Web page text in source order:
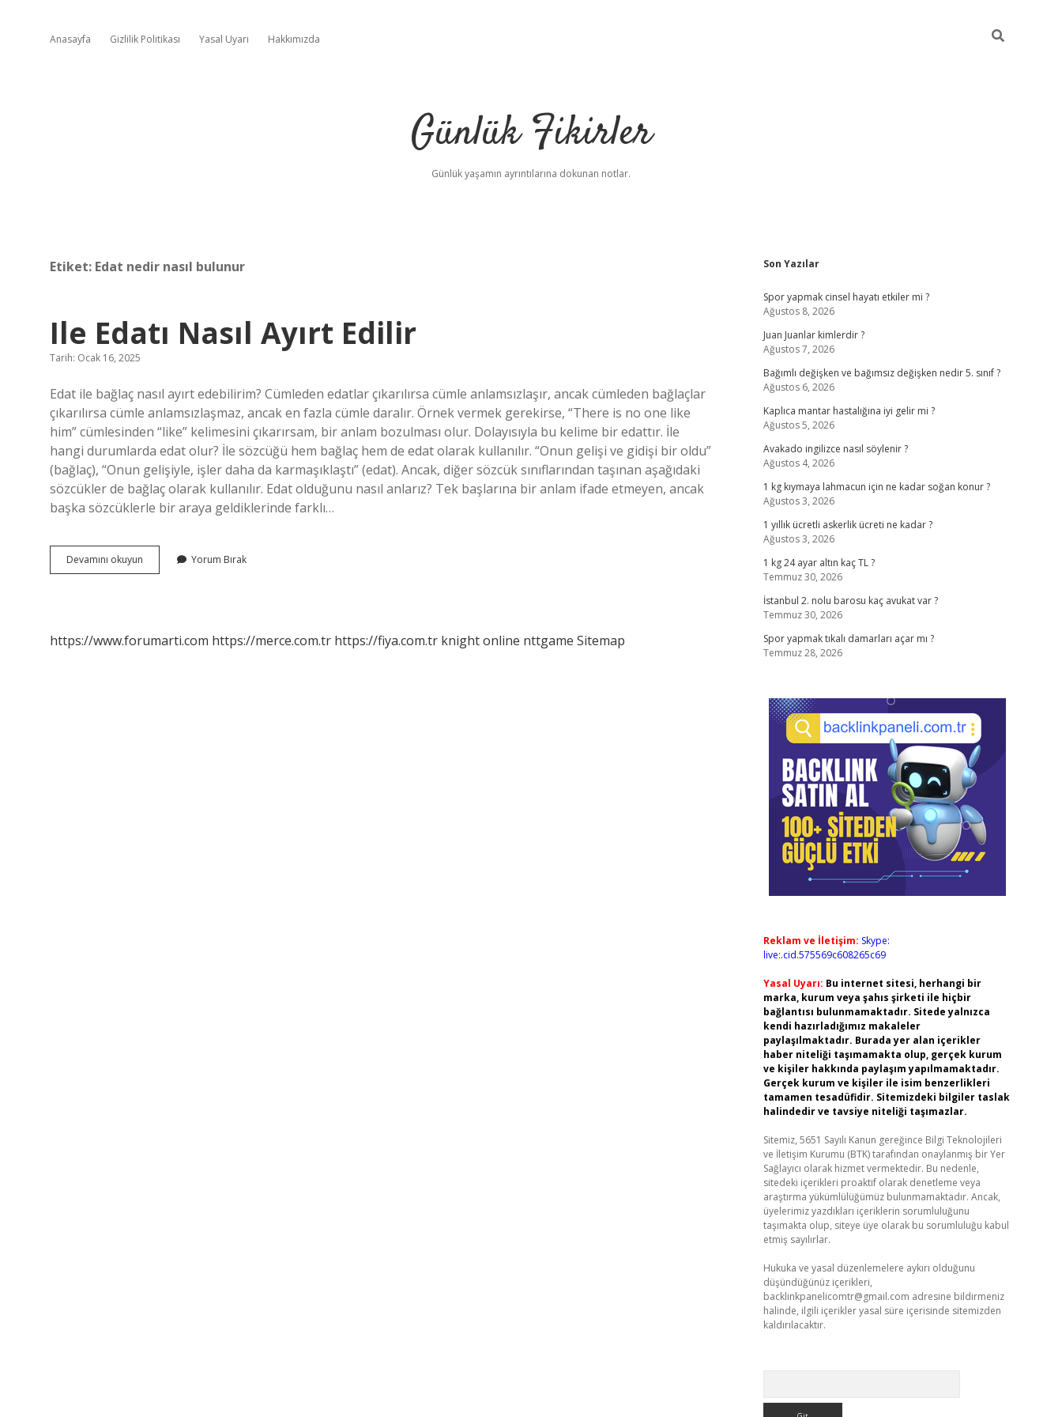
Anasayfa Gizlilik Politikası Yasal Uyarı Hakkımızda
Günlük Fikirler
Günlük yaşamın ayrıntılarına dokunan notlar.
Etiket: Edat nedir nasıl bulunur
Ile Edatı Nasıl Ayırt Edilir
Tarih: Ocak 16, 2025
Edat ile bağlaç nasıl ayırt edebilirim? Cümleden edatlar çıkarılırsa cümle anlamsızlaşır, ancak cümleden bağlaçlar
çıkarılırsa cümle anlamsızlaşmaz, ancak en fazla cümle daralır. Örnek vermek gerekirse, “There is no one like
him” cümlesinden “like” kelimesini çıkarırsam, bir anlam bozulması olur. Dolayısıyla bu kelime bir edattır. İle
hangi durumlarda edat olur? İle sözcüğü hem bağlaç hem de edat olarak kullanılır. “Onun gelişi ve gidişi bir oldu”
(bağlaç), “Onun gelişiyle, işler daha da karmaşıklaştı” (edat). Ancak, diğer sözcük sınıflarından taşınan aşağıdaki
sözcükler de bağlaç olarak kullanılır. Edat olduğunu nasıl anlarız? Tek başlarına bir anlam ifade etmeyen, ancak
başka sözcüklerle bir araya geldiklerinde farklı…
Devamını okuyun
Edatı
Yorum Bırak
https://www.forumarti.com https://merce.com.tr https://fiya.com.tr knight online nttgame Sitemap
Sidebar
Son Yazılar
Spor yapmak cinsel hayatı etkiler mi ?
Ağustos 8, 2026
Juan Juanlar kimlerdir ?
Ağustos 7, 2026
Bağımlı değişken ve bağımsız değişken nedir 5. sınıf ?
Ağustos 6, 2026
Kaplıca mantar hastalığına iyi gelir mi ?
Ağustos 5, 2026
Avakado ingilizce nasıl söylenir ?
Ağustos 4, 2026
1 kg kıymaya lahmacun için ne kadar soğan konur ?
Ağustos 3, 2026
1 yıllık ücretli askerlik ücreti ne kadar ?
Ağustos 3, 2026
1 kg 24 ayar altın kaç TL ?
Temmuz 30, 2026
İstanbul 2. nolu barosu kaç avukat var ?
Temmuz 30, 2026
Spor yapmak tıkalı damarları açar mı ?
Temmuz 28, 2026
Reklam ve İletişim: Skype:
live:.cid.575569c608265c69
Yasal Uyarı: Bu internet sitesi, herhangi bir
marka, kurum veya şahıs şirketi ile hiçbir
bağlantısı bulunmamaktadır. Sitede yalnızca
kendi hazırladığımız makaleler
paylaşılmaktadır. Burada yer alan içerikler
haber niteliği taşımamakta olup, gerçek kurum
ve kişiler hakkında paylaşım yapılmamaktadır.
Gerçek kurum ve kişiler ile isim benzerlikleri
tamamen tesadüfidir. Sitemizdeki bilgiler taslak
halindedir ve tavsiye niteliği taşımazlar.
Sitemiz, 5651 Sayılı Kanun gereğince Bilgi Teknolojileri
ve İletişim Kurumu (BTK) tarafından onaylanmış bir Yer
Sağlayıcı olarak hizmet vermektedir. Bu nedenle,
sitedeki içerikleri proaktif olarak denetleme veya
araştırma yükümlülüğümüz bulunmamaktadır. Ancak,
üyelerimiz yazdıkları içeriklerin sorumluluğunu
taşımakta olup, siteye üye olarak bu sorumluluğu kabul
etmiş sayılırlar.
Hukuka ve yasal düzenlemelere aykırı olduğunu
düşündüğünüz içerikleri,
backlinkpanelicomtr@gmail.com adresine bildirmeniz
halinde, ilgili içerikler yasal süre içerisinde sitemizden
kaldırılacaktır.